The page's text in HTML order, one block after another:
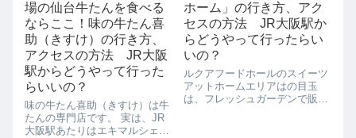
場の仙台牛たんを食べる
ならここ！味の牛たん喜
助（きすけ）の行き方、
アクセスの方法 JR大阪
駅からどうやって行った
らいいの？
味の牛たん喜助（きすけ）は牛
たんの専門店です。 実は、JR
大阪駅あたりはエキマルシェの
ホーム」の行き方、アク
セスの方法 JR大阪駅か
らどうやって行ったらい
いの？
ルクアフードホールのスイーツ
アットホームエリアはの目玉
は、フレッシュガーデンで販売